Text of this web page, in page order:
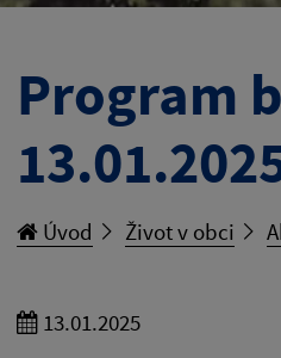
Program
Úvod Život v obci
13.01.2025